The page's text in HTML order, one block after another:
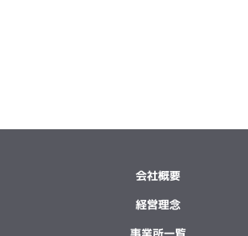
会社概要
経営理念
事業所一覧